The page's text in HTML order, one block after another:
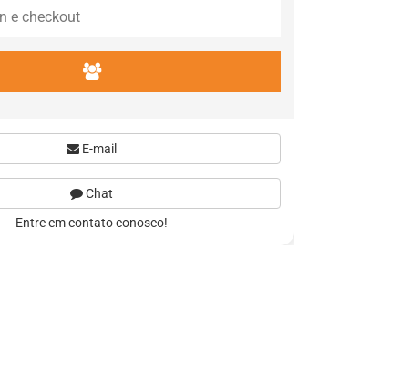
E-mail
Chat
Entre em contato conosco!